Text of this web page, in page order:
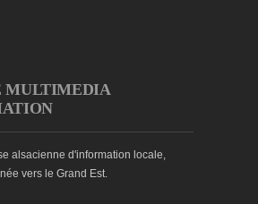
MULTIMEDIA
alsacienne d'information locale,
vers le Grand Est.